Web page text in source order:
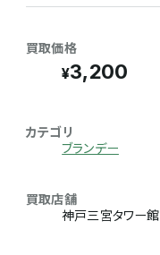
買取価格
3,200
カテゴリ
ブランデー
買取店舗
神戸三宮タワー館